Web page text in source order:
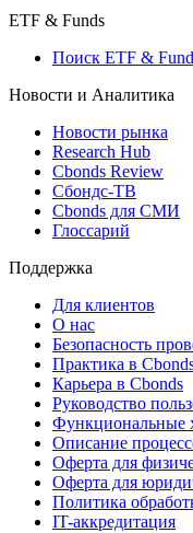
ETF & Funds
Поиск ETF &
Новости и Аналитика
Новости рынка
Research Hub
Cbonds Review
Сбондс-ТВ
Cbonds для СМИ
Глоссарий
Поддержка
Для клиентов
О нас
Безопасность
Практика в
Карьера в Cbonds
Руководство
Функциональные
Описание
Оферта для
Оферта для
Политика
IT-аккредитация